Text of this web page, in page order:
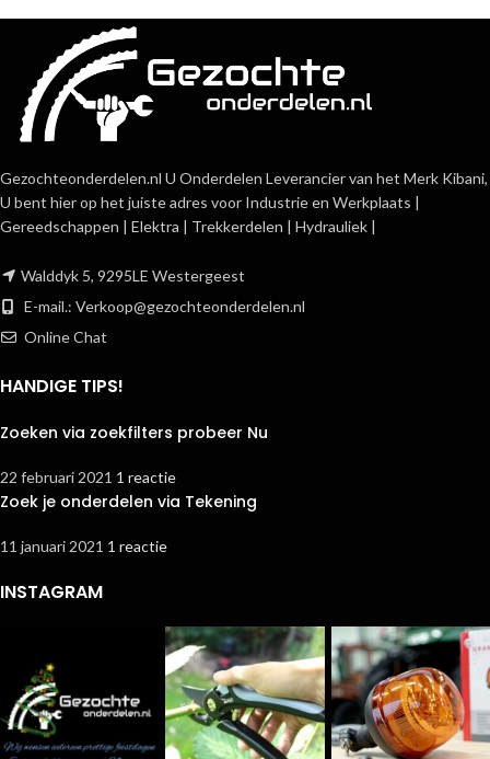
Gezochteonderdelen.nl U Onderdelen Leverancier van het Merk Kibani,
U bent hier op het juiste adres voor Industrie en Werkplaats |
Gereedschappen | Elektra | Trekkerdelen | Hydrauliek |
Walddyk 5, 9295LE Westergeest
E-mail.: Verkoop@gezochteonderdelen.nl
Online Chat
HANDIGE TIPS!
Zoeken via zoekfilters probeer Nu
22 februari 2021 1 reactie
Zoek je onderdelen via Tekening
11 januari 2021 1 reactie
INSTAGRAM